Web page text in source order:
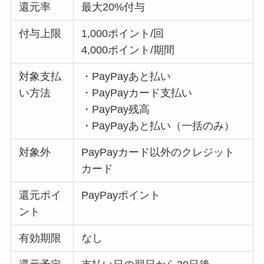
還元率 最大20%付与
付与上限
1,000ポイント/回
4,000ポイント/期間
対象支払
い方法
・PayPayあと払い
・PayPayカード支払い
・PayPay残高
・PayPayあと払い（一括のみ）
対象外
PayPayカード以外のクレジット
カード
還元ポイ
ント
PayPayポイント
有効期限 なし